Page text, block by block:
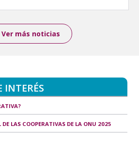
Ver más noticias
INTERÉS
LAS COOPERATIVAS DE LA ONU 2025